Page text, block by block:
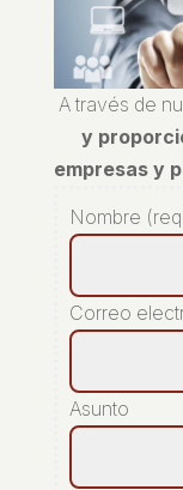
A través de
y
empresas y
Nombre
Correo
Asunto